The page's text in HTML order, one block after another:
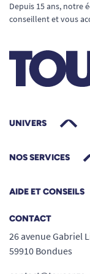
Niveau
Leslip
d’un niveau
fuites
sec
heures
Adapté
Depuis 15 ans, notre
conseillent et vous
UNIVERS
NOS SERVICES
AIDE ET CONSEILS
CONTACT
26 avenue Gabriel
59910 Bondues